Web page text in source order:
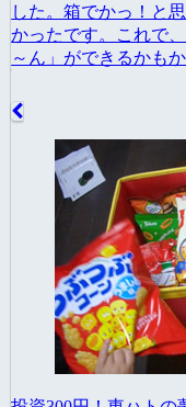
した。箱でかっ！と
かったです。これで
～ん」ができるかもか